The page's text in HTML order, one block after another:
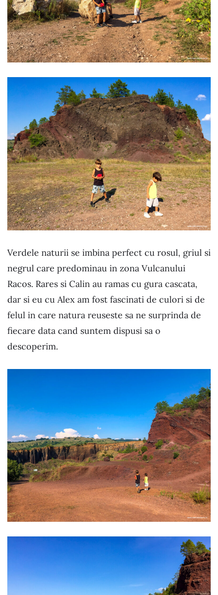
Verdele naturii se imbina perfect cu rosul, griul si
negrul care predominau in zona Vulcanului
Racos. Rares si Calin au ramas cu gura cascata,
dar si eu cu Alex am fost fascinati de culori si de
felul in care natura reuseste sa ne surprinda de
fiecare data cand suntem dispusi sa o
descoperim.